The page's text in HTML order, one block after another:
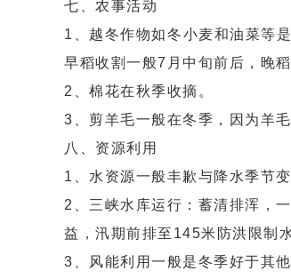
七、农事活动
1、越冬作物如冬小麦和油菜等
早稻收割一般7月中旬前后，晚
2、棉花在秋季收摘。
3、剪羊毛一般在冬季，因为羊毛
八、资源利用
1、水资源一般丰歉与降水季节
2、三峡水库运行：蓄清排浑，
益，汛期前排至145米防洪限制水
3、风能利用一般是冬季好于其他